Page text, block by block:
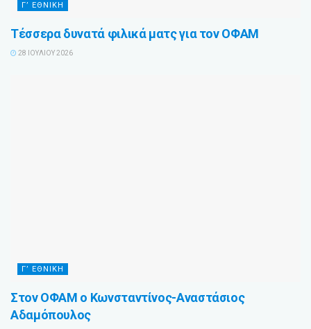
Γ’ ΕΘΝΙΚΉ
Τέσσερα δυνατά φιλικά ματς για τον ΟΦΑΜ
28 ΙΟΥΛΊΟΥ 2026
Γ’ ΕΘΝΙΚΉ
Στον ΟΦΑΜ ο Κωνσταντίνος-Αναστάσιος
Αδαμόπουλος